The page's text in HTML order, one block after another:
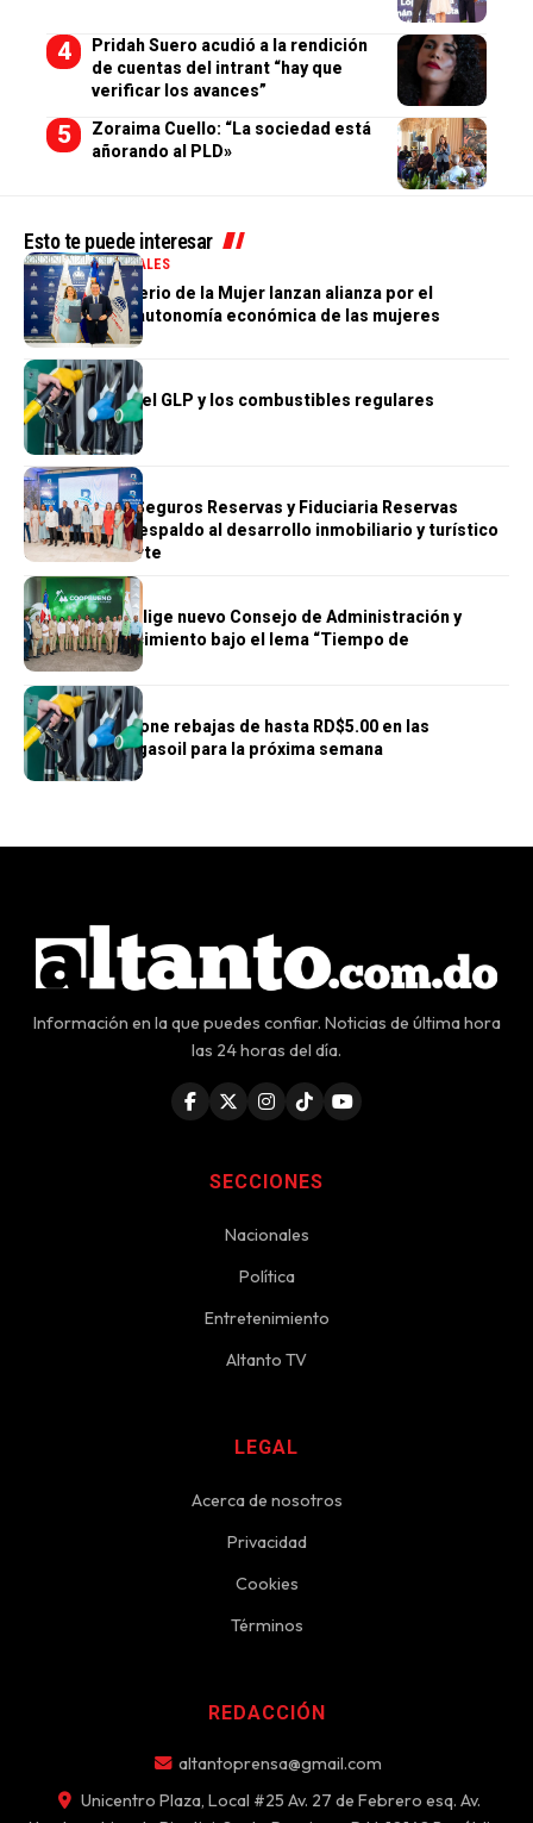
Pridah Suero acudió a la rendición
de cuentas del intrant “hay que
verificar los avances”
Zoraima Cuello: “La sociedad está
añorando al PLD»
Esto te puede interesar
ECONOMÍAGENERALES
MICM y Ministerio de la Mujer lanzan alianza por el
liderazgo y la autonomía económica de las mujeres
ECONOMÍA
Gobierno baja el GLP y los combustibles regulares
ECONOMÍA
Banreservas, Seguros Reservas y Fiduciaria Reservas
reafirman su respaldo al desarrollo inmobiliario y turístico
de la costa norte
ECONOMÍA
COOPBUENO elige nuevo Consejo de Administración y
consolida crecimiento bajo el lema “Tiempo de
transformar”
ECONOMÍA
Gobierno dispone rebajas de hasta RD$5.00 en las
gasolinas y el gasoil para la próxima semana
Información en la que puedes confiar. Noticias de última hora
las 24 horas del día.
SECCIONES
Nacionales
Política
Entretenimiento
Altanto TV
LEGAL
Acerca de nosotros
Privacidad
Cookies
Términos
REDACCIÓN
altantoprensa@gmail.com
Unicentro Plaza, Local #25 Av. 27 de Febrero esq. Av.